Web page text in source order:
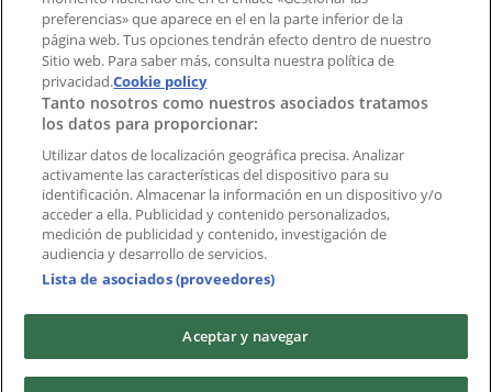
Marcas
Marcas locales
Negocios
Negocios cercanos
Productos
Productos locales
Ciudades
Descargar la APP Tiendeo
preferencias» que aparece en el en la parte inferior de la
página web. Tus opciones tendrán efecto dentro de nuestro
Sitio web. Para saber más, consulta nuestra política de
privacidad.Cookie policy
Tanto nosotros como nuestros asociados tratamos
los datos para proporcionar:
Utilizar datos de localización geográfica precisa. Analizar
activamente las características del dispositivo para su
identificación. Almacenar la información en un dispositivo y/o
acceder a ella. Publicidad y contenido personalizados,
medición de publicidad y contenido, investigación de
audiencia y desarrollo de servicios.
Lista de asociados (proveedores)
Aceptar y navegar